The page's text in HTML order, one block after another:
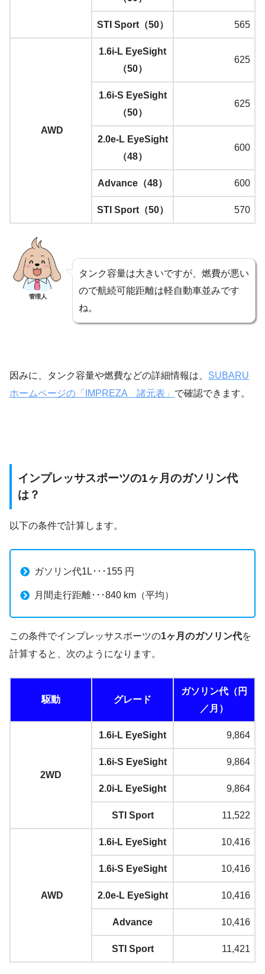
STI Sport（50） 565
AWD
1.6i-L EyeSight
（50）
625
1.6i-S EyeSight
（50）
625
2.0e-L EyeSight
（48）
600
Advance（48） 600
STI Sport（50） 570
管理人
タンク容量は大きいですが、燃費が悪い
ので航続可能距離は軽自動車並みです
ね。
因みに、タンク容量や燃費などの詳細情報は、 SUBARU
ホームページの「IMPREZA 諸元表」 で確認できます。
インプレッサスポーツの1ヶ月のガソリン代
は？
以下の条件で計算します。
ガソリン代1L･･･155 円
月間走行距離･･･840 km（平均）
この条件でインプレッサスポーツの1ヶ月のガソリン代を
計算すると、次のようになります。
駆動 グレード
ガソリン代（円
／月）
2WD
1.6i-L EyeSight 9,864
1.6i-S EyeSight 9,864
2.0i-L EyeSight 9,864
STI Sport 11,522
AWD
1.6i-L EyeSight 10,416
1.6i-S EyeSight 10,416
2.0e-L EyeSight 10,416
Advance 10,416
STI Sport 11,421